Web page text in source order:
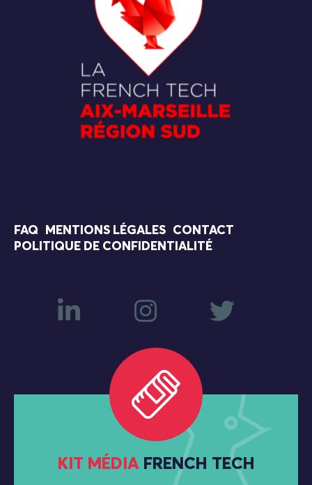
FAQ MENTIONS LÉGALES
CONTACT
POLITIQUE DE CONFIDENTIALITÉ
KIT MÉDIA FRENCH TECH